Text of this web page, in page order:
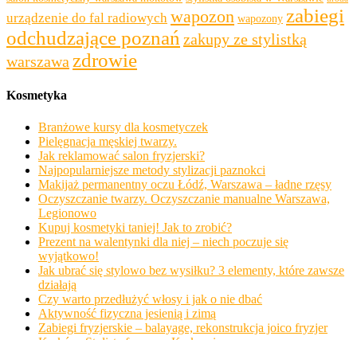
urządzenie do fal radiowych wapozon wapozony zabiegi
odchudzające poznań zakupy ze stylistką
warszawa zdrowie
Kosmetyka
Branżowe kursy dla kosmetyczek
Pielęgnacja męskiej twarzy.
Jak reklamować salon fryzjerski?
Najpopularniejsze metody stylizacji paznokci
Makijaż permanentny oczu Łódź, Warszawa – ładne rzęsy
Oczyszczanie twarzy. Oczyszczanie manualne Warszawa,
Legionowo
Kupuj kosmetyki taniej! Jak to zrobić?
Prezent na walentynki dla niej – niech poczuje się
wyjątkowo!
Jak ubrać się stylowo bez wysiłku? 3 elementy, które zawsze
działają
Czy warto przedłużyć włosy i jak o nie dbać
Aktywność fizyczna jesienią i zimą
Zabiegi fryzjerskie – balayage, rekonstrukcja joico fryzjer